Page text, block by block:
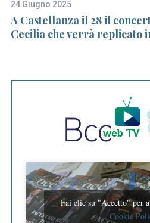
24 Giugno 2025
A Castellanza il 28 il
Cecilia che verrà replicato
Fai clic su "Accetto" per
Cookie